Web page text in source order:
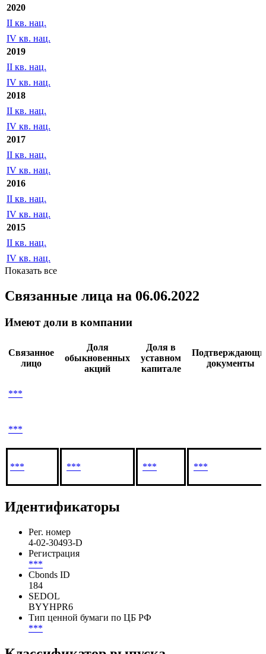
2020
II кв. нац.
IV кв. нац.
2019
II кв. нац.
IV кв. нац.
2018
II кв. нац.
IV кв. нац.
2017
II кв. нац.
IV кв. нац.
2016
II кв. нац.
IV кв. нац.
2015
II кв. нац.
IV кв. нац.
Показать все
Связанные лица на 06.06.2022
Имеют доли в компании
Связанное
лицо
Доля
обыкновенных
акций
Доля в
уставном
капитале
документы
***
***
*** *** *** ***
Идентификаторы
Рег. номер
4-02-30493-D
Регистрация
***
Cbonds ID
184
SEDOL
BYYHPR6
Тип ценной бумаги по ЦБ РФ
***